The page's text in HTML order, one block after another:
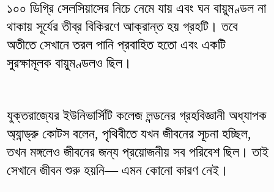
১০০ ডিগ্রি সেলসিয়াসের নিচে নেমে যায় এবং ঘন বায়ুমণ্ডল না
থাকায় সূর্যের তীব্র বিকিরণে আক্রান্ত হয় গ্রহটি। তবে
অতীতে সেখানে তরল পানি প্রবাহিত হতো এবং একটি
সুরক্ষামূলক বায়ুমণ্ডলও ছিল।
যুক্তরাজ্যের ইউনিভার্সিটি কলেজ লন্ডনের গ্রহবিজ্ঞানী অধ্যাপক
অ্যান্ড্রু কোটস বলেন, পৃথিবীতে যখন জীবনের সূচনা হচ্ছিল,
তখন মঙ্গলেও জীবনের জন্য প্রয়োজনীয় সব পরিবেশ ছিল। তাই
সেখানে জীবন শুরু হয়নি— এমন কোনো কারণ নেই।